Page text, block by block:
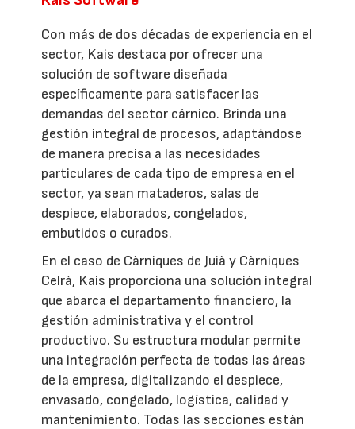
Con más de dos décadas de experiencia en el
sector, Kais destaca por ofrecer una
solución de software diseñada
específicamente para satisfacer las
demandas del sector cárnico. Brinda una
gestión integral de procesos, adaptándose
de manera precisa a las necesidades
particulares de cada tipo de empresa en el
sector, ya sean mataderos, salas de
despiece, elaborados, congelados,
embutidos o curados.
En el caso de Càrniques de Juià y Càrniques
Celrà, Kais proporciona una solución integral
que abarca el departamento financiero, la
gestión administrativa y el control
productivo. Su estructura modular permite
una integración perfecta de todas las áreas
de la empresa, digitalizando el despiece,
envasado, congelado, logística, calidad y
mantenimiento. Todas las secciones están